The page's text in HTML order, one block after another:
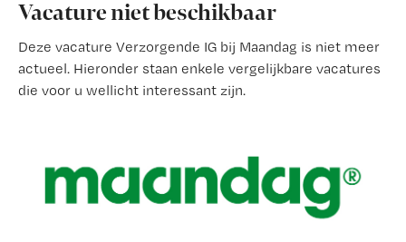
Vacature niet beschikbaar
Deze vacature Verzorgende IG bij Maandag is niet meer
actueel. Hieronder staan enkele vergelijkbare vacatures
die voor u wellicht interessant zijn.